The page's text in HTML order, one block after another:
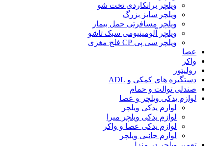
ویلچر برانکاردی تخت شو
ویلچر سایز بزرگ
ویلچر مسافرتی حمل بیمار
ویلچر آلومینیومی سبک تاشو
ویلچر سی پی CP فلج مغزی
عصا
واکر
رولیتور
دستگیره های کمکی و ADL
صندلی توالت و حمام
لوازم یدکی ویلچر و عصا
لوازم یدکی ویلچر
لوازم یدکی ویلچر میرا
لوازم یدکی عصا و واکر
لوازم جانبی ویلچر